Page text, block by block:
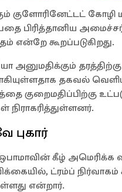
குளோரினேட்டட்
பிரித்தானிய
என்றே கூறப்படுகிறது.
அனுமதிக்கும்
தகவல்
குறைமதிப்பிற்கு
புகார்
கீழ் அமெரிக்க
ட்ரம்ப் நிர்வாகம்
என்றார்.